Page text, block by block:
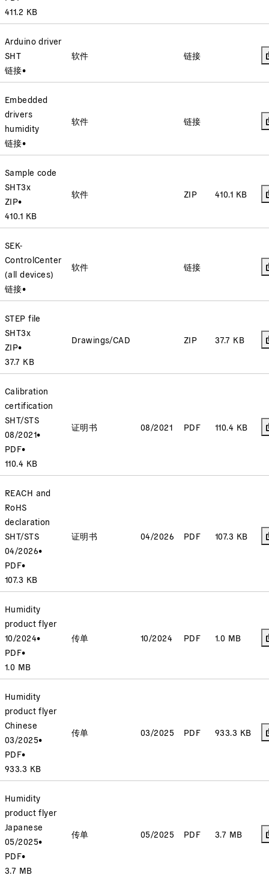
411.2 KB
Arduino driver
SHT
链接•
软件 链接
Embedded
drivers
humidity
链接•
软件 链接
Sample code
SHT3x
ZIP•
410.1 KB
软件 ZIP 410.1 KB
SEK-
ControlCenter
(all devices)
链接•
软件 链接
STEP file
SHT3x
ZIP•
37.7 KB
Drawings/CAD ZIP 37.7 KB
Calibration
certification
SHT/STS
08/2021•
PDF•
110.4 KB
证明书 08/2021 PDF 110.4 KB
REACH and
RoHS
declaration
SHT/STS
04/2026•
PDF•
107.3 KB
证明书 04/2026 PDF 107.3 KB
Humidity
product flyer
10/2024•
PDF•
1.0 MB
传单 10/2024 PDF 1.0 MB
Humidity
product flyer
Chinese
03/2025•
PDF•
933.3 KB
传单 03/2025 PDF 933.3 KB
Humidity
product flyer
Japanese
05/2025•
PDF•
3.7 MB
传单 05/2025 PDF 3.7 MB